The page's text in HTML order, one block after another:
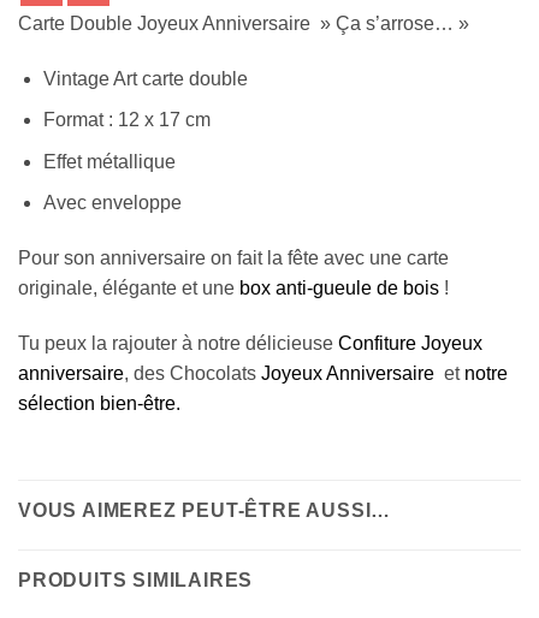
Carte Double Joyeux Anniversaire » Ça s’arrose… »
Vintage Art carte double
Format : 12 x 17 cm
Effet métallique
Avec enveloppe
Pour son anniversaire on fait la fête avec une carte
originale, élégante et une box anti-gueule de bois !
Tu peux la rajouter à notre délicieuse Confiture Joyeux
anniversaire, des Chocolats Joyeux Anniversaire et notre
sélection bien-être.
VOUS AIMEREZ PEUT-ÊTRE AUSSI…
PRODUITS SIMILAIRES